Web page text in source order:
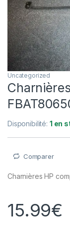
Uncategorized
Disponibilité: 1 en
Comparer
Charnières HP
15.99€